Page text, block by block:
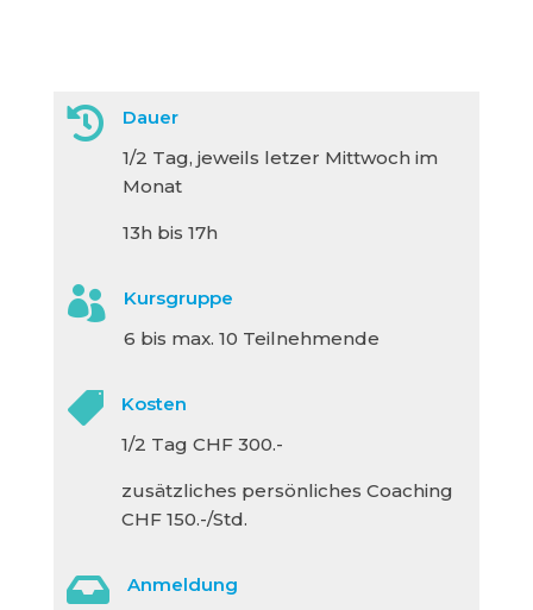

Dauer
1/2 Tag, jeweils letzer Mittwoch im
Monat
13h bis 17h

Kursgruppe
6 bis max. 10 Teilnehmende

Kosten
1/2 Tag CHF 300.-
zusätzliches persönliches Coaching
CHF 150.-/Std.

Anmeldung